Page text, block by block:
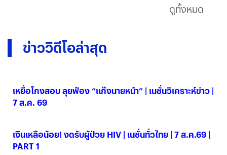
ดูทั้งหมด
ข่าววิดีโอล่าสุด
เหยื่อโกงสอบ ลุยฟ้อง “แก๊งนายหน้า” | เนชั่นวิเคราะห์ข่าว |
7 ส.ค. 69
เงินเหลือน้อย! งดรับผู้ป่วย HIV | เนชั่นทั่วไทย | 7 ส.ค.69 |
PART 1